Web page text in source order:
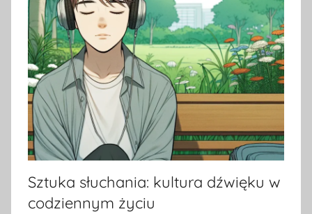
Sztuka słuchania: kultura dźwięku w
codziennym życiu